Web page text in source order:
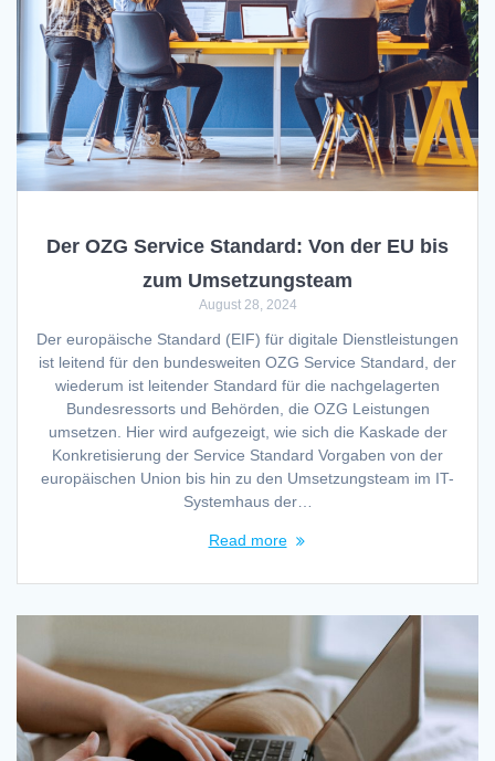
Der OZG Service Standard: Von der EU bis
zum Umsetzungsteam
August 28, 2024
Der europäische Standard (EIF) für digitale Dienstleistungen
ist leitend für den bundesweiten OZG Service Standard, der
wiederum ist leitender Standard für die nachgelagerten
Bundesressorts und Behörden, die OZG Leistungen
umsetzen. Hier wird aufgezeigt, wie sich die Kaskade der
Konkretisierung der Service Standard Vorgaben von der
europäischen Union bis hin zu den Umsetzungsteam im IT-
Systemhaus der…
Read more